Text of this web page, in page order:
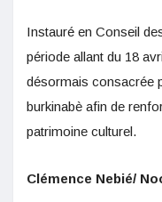
Instauré en Conseil
période allant du 18
désormais consacrée
burkinabè afin de
patrimoine culturel.
Clémence Nebié/